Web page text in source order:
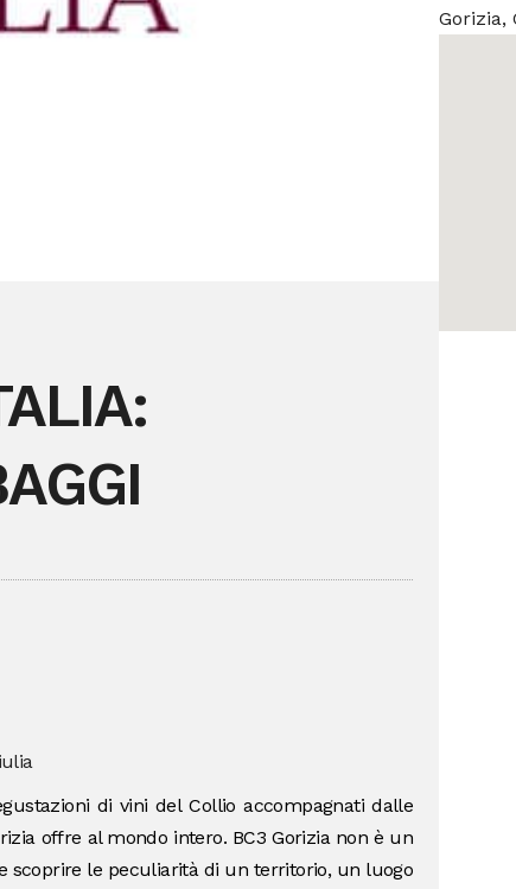
di vini del Collio accompagnati dalle
offre al mondo intero. BC3 Gorizia non è un
scoprire le peculiarità di un territorio, un luogo
Gorizia,